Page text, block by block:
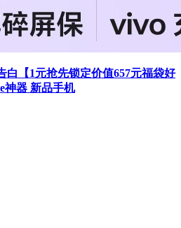
白【1元抢先锁定价值657元福袋好
神器 新品手机